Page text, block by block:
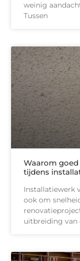
weinig
Tussen
Waarom
tijdens
Installatiewerk
ook om
uitbreiding van